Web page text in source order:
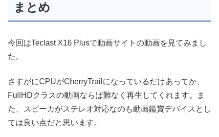
まとめ
今回はTeclast X16 Plusで動画サイトの動画を見てみまし
た。
さすがにCPUがCherryTrailになっているだけあってか、
FullHDクラスの動画ならば難なく再生してくれます。ま
た、スピーカがステレオ対応なのも動画鑑賞デバイスとし
ては良い点だと思います。